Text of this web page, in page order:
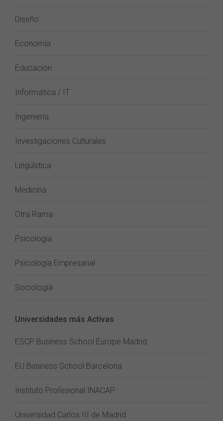
Diseño
Economía
Educación
Informática / IT
Ingeniería
Investigaciones Culturales
Lingüística
Medicina
Otra Rama
Psicología
Psicología Empresarial
Sociología
Universidades más Activas
ESCP Business School Europe Madrid
EU Business School Barcelona
Instituto Profesional INACAP
Universidad Carlos III de Madrid